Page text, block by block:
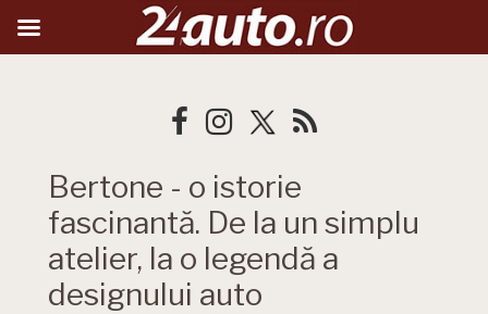
Bertone - o istorie
fascinantă. De la un simplu
atelier, la o legendă a
designului auto